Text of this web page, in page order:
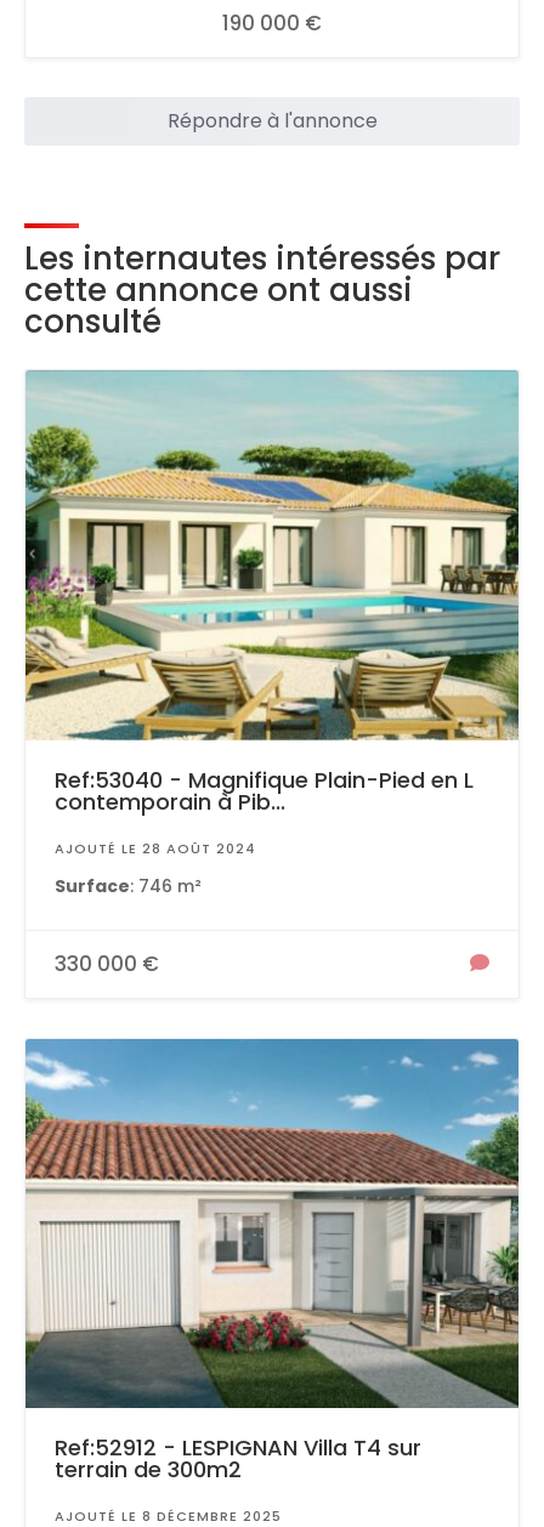
190 000 €
Répondre à l'annonce
Les internautes intéressés par
cette annonce ont aussi
consulté
Ref:53040 - Magnifique Plain-Pied en L
contemporain à Pib...
AJOUTÉ LE 28 AOÛT 2024
Surface: 746 m²
330 000 €
Ref:52912 - LESPIGNAN Villa T4 sur
terrain de 300m2
AJOUTÉ LE 8 DÉCEMBRE 2025